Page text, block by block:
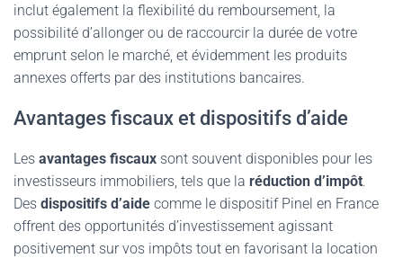
inclut également la flexibilité du remboursement, la
possibilité d’allonger ou de raccourcir la durée de votre
emprunt selon le marché, et évidemment les produits
annexes offerts par des institutions bancaires.
Avantages fiscaux et dispositifs d’aide
Les avantages fiscaux sont souvent disponibles pour les
investisseurs immobiliers, tels que la réduction d’impôt.
Des dispositifs d’aide comme le dispositif Pinel en France
offrent des opportunités d’investissement agissant
positivement sur vos impôts tout en favorisant la location